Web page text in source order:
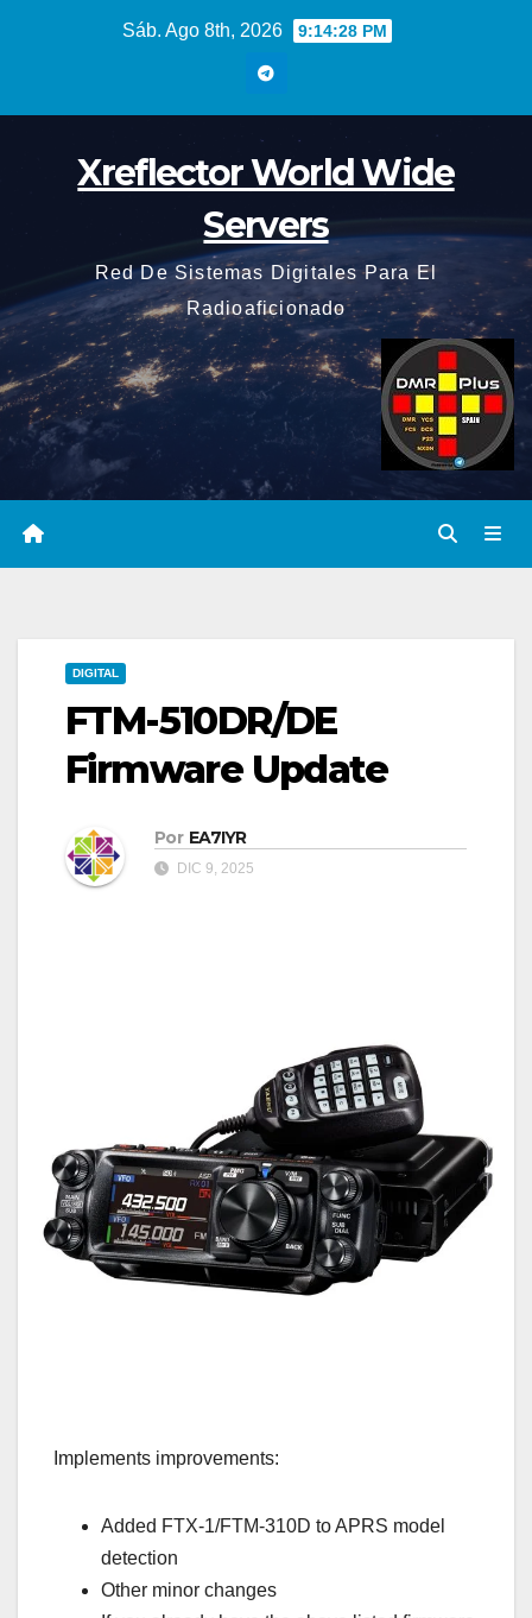
Sáb. Ago 8th, 2026 9:14:29 PM
Xreflector World Wide
Servers
Red De Sistemas Digitales Para El
Radioaficionado
DIGITAL
FTM-510DR/DE
Firmware Update
Por EA7IYR
DIC 9, 2025
Implements improvements:
Added FTX-1/FTM-310D to APRS model
detection
Other minor changes